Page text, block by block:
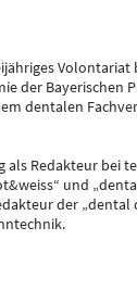
der Bayerischen
dentalen
als Redakteur bei
und
der „dental